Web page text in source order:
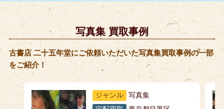
写真集 買取事例
古書店 二十五年堂にご依頼いただいた写真集買取事例の一部
をご紹介！
ジャンル
写真集